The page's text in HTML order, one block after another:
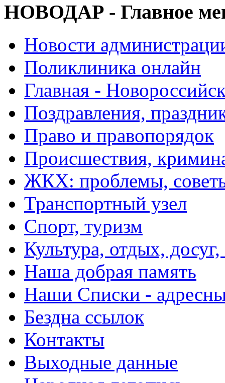
НОВОДАР - Главное
Новости
Поликлиника онлайн
Главная -
Поздравления,
Право и правопорядок
Происшествия,
ЖКХ: проблемы,
Транспортный узел
Спорт, туризм
Культура, отдых,
Наша добрая память
Наши Списки -
Бездна ссылок
Контакты
Выходные данные